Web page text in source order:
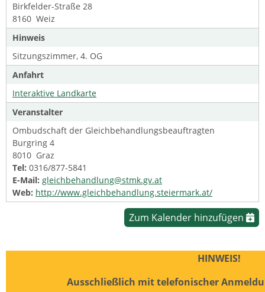
Birkfelder-Straße 28
8160 Weiz
Hinweis
Sitzungszimmer, 4. OG
Anfahrt
Interaktive Landkarte
Veranstalter
Ombudschaft der Gleichbehandlungsbeauftragten
Burgring 4
8010 Graz
Tel: 0316/877-5841
E-Mail: gleichbehandlung@stmk.gv.at
Web: http://www.gleichbehandlung.steiermark.at/
Zum Kalender hinzufügen
HINWEIS!
Ausschließlich mit telefonischer